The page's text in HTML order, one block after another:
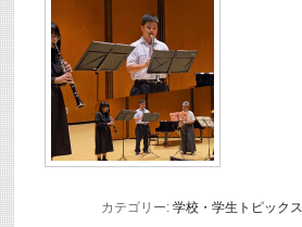
カテゴリー:学校・学生トピックス